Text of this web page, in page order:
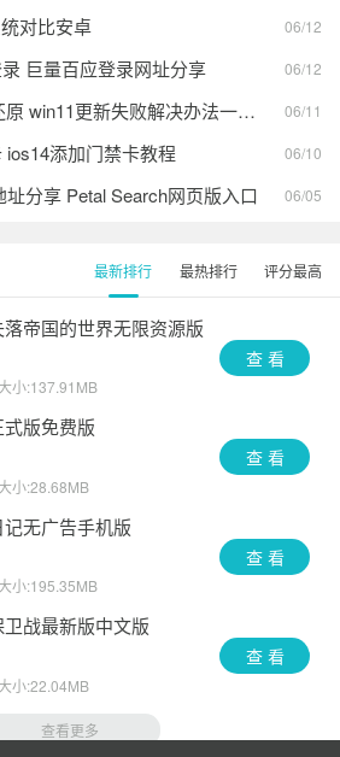
对比安卓 06/12
巨量百应登录网址分享 06/12
win11更新失败怎么还原 win11更新失败解决办法一览2026 06/11
添加门禁卡教程 06/10
分享 Petal Search网页版入口 06/05
最新排行 最热排行 评分最高
帝国的世界无限资源版
大小:137.91MB
查 看
版免费版
大小:28.68MB
查 看
无广告手机版
大小:195.35MB
查 看
战最新版中文版
大小:22.04MB
查 看
查看更多